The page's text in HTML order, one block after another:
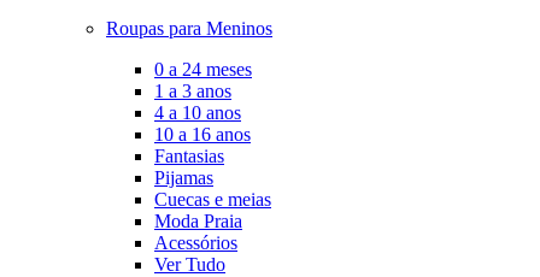
Roupas para Meninos
0 a 24 meses
1 a 3 anos
4 a 10 anos
10 a 16 anos
Fantasias
Pijamas
Cuecas e meias
Moda Praia
Acessórios
Ver Tudo